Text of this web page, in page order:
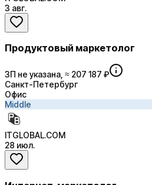
3 авг.
Продуктовый маркетолог
ЗП не указана, ≈ 207 187 ₽
Санкт-Петербург
Офис
Middle
ITGLOBAL.COM
28 июл.